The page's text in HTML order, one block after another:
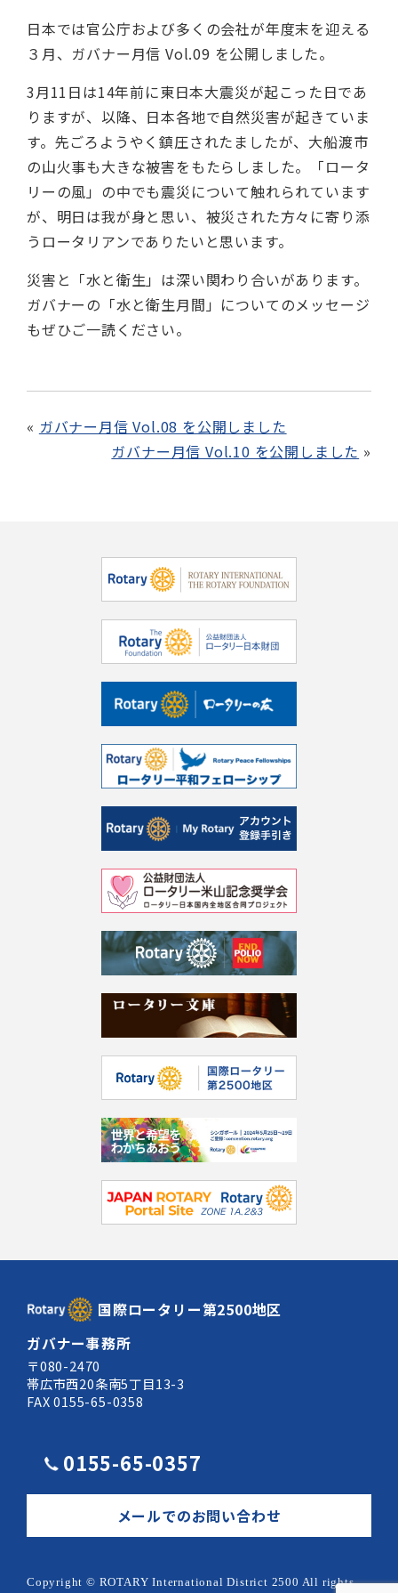
日本では官公庁および多くの会社が年度末を迎える
３月、ガバナー月信 Vol.09 を公開しました。
3月11日は14年前に東日本大震災が起こった日であ
りますが、以降、日本各地で自然災害が起きていま
す。先ごろようやく鎮圧されたましたが、大船渡市
の山火事も大きな被害をもたらしました。「ロータ
リーの風」の中でも震災について触れられています
が、明日は我が身と思い、被災された方々に寄り添
うロータリアンでありたいと思います。
災害と「水と衛生」は深い関わり合いがあります。
ガバナーの「水と衛生月間」についてのメッセージ
もぜひご一読ください。
ガバナー月信 Vol.08 を公開しました
ガバナー月信 Vol.10 を公開しました
国際ロータリー第2500地区
ガバナー事務所
〒080-2470
帯広市西20条南5丁目13-3
FAX 0155-65-0358
0155-65-0357
メールでのお問い合わせ
Copyright © ROTARY International District 2500 All rights